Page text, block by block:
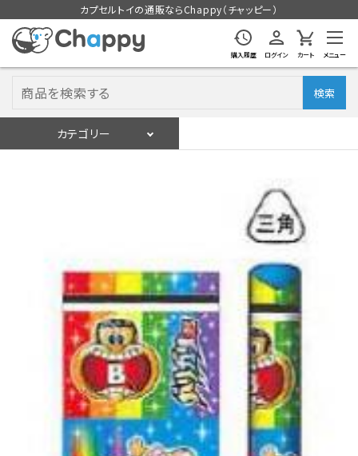
カプセルトイの通販ならChappy（チャッピー）
購入履歴 ログイン カート メニュー
検索
カテゴリー
カプセルトイマシン本体
カプセルトイ
販促用空カプセル
レンタル
景品・玩具・文具